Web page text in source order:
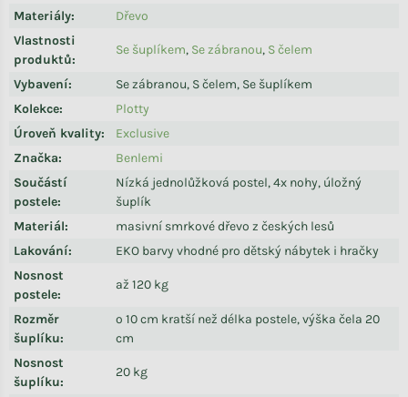
Materiály:
Dřevo
Vlastnosti
produktů:
Se šuplíkem, Se zábranou, S čelem
Vybavení:
Se zábranou, S čelem, Se šuplíkem
Kolekce:
Plotty
Úroveň kvality:
Exclusive
Značka:
Benlemi
Součástí
postele:
Nízká jednolůžková postel, 4x nohy, úložný
šuplík
Materiál:
masivní smrkové dřevo z českých lesů
Lakování:
EKO barvy vhodné pro dětský nábytek i hračky
Nosnost
postele:
až 120 kg
Rozměr
šuplíku:
o 10 cm kratší než délka postele, výška čela 20
cm
Nosnost
šuplíku:
20 kg